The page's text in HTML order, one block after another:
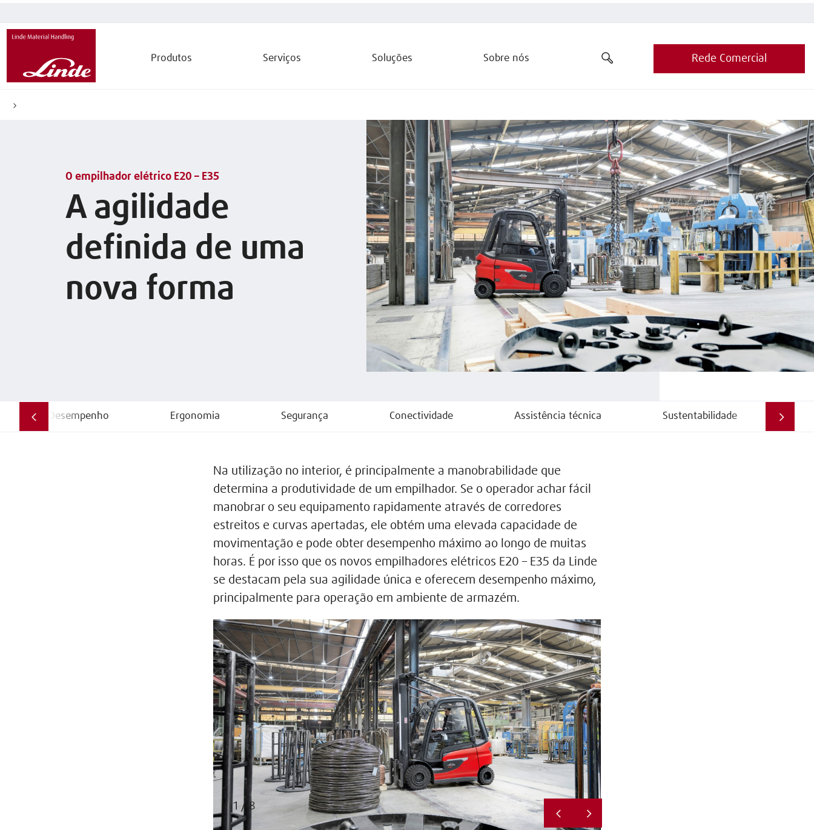
Produtos Serviços Soluções Sobre nós Rede Comercial
O empilhador elétrico E20 – E35
A agilidade
definida de uma
nova forma
Desempenho Ergonomia Segurança Conectividade Assistência técnica Sustentabilidade
Na utilização no interior, é principalmente a manobrabilidade que
determina a produtividade de um empilhador. Se o operador achar fácil
manobrar o seu equipamento rapidamente através de corredores
estreitos e curvas apertadas, ele obtém uma elevada capacidade de
movimentação e pode obter desempenho máximo ao longo de muitas
horas. É por isso que os novos empilhadores elétricos E20 – E35 da Linde
se destacam pela sua agilidade única e oferecem desempenho máximo,
principalmente para operação em ambiente de armazém.
1 / 8